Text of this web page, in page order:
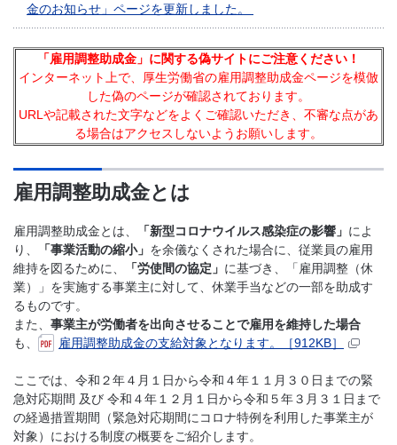
金のお知らせ」ページを更新しました。
「雇用調整助成金」に関する偽サイトにご注意ください！
インターネット上で、厚生労働省の雇用調整助成金ページを模倣
した偽のページが確認されております。
URLや記載された文字などをよくご確認いただき、不審な点があ
る場合はアクセスしないようお願いします。
雇用調整助成金とは
雇用調整助成金とは、 「新型コロナウイルス感染症の影響」 によ
り、
「事業活動の縮小」 を余儀なくされた場合に、従業員の雇用
維持を図るために、
「労使間の協定」 に基づき、「雇用調整（休
業）」を実施する事業主に対して、休業手当などの一部を助成す
るものです。
また、 事業主が労働者を出向させることで雇用を維持した場合
も、
雇用調整助成金の支給対象となります。［912KB］
ここでは、令和２年４月１日から令和４年１１月３０日までの緊
急対応期間 及び 令和４年１２月１日から令和５年３月３１日まで
の経過措置期間（緊急対応期間にコロナ特例を利用した事業主が
対象）における制度の概要をご紹介します。